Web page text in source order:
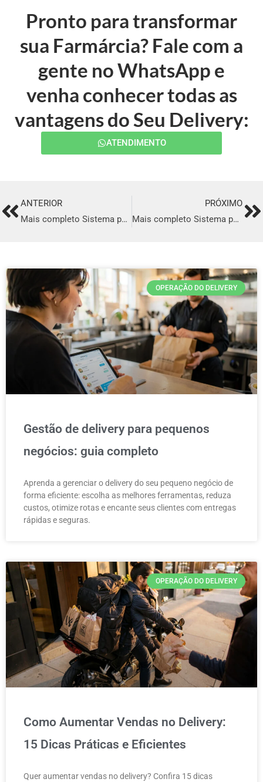
Pronto para transformar
sua Farmárcia? Fale com a
gente no WhatsApp e
venha conhecer todas as
vantagens do Seu Delivery:
ATENDIMENTO
PrevANTERIOR
Mais completo Sistema para Delivery em Guarujá
PRÓXIMO
Mais completo Sistema para Delivery em Taubaté
OPERAÇÃO DO DELIVERY
Gestão de delivery para pequenos
negócios: guia completo
Aprenda a gerenciar o delivery do seu pequeno negócio de
forma eficiente: escolha as melhores ferramentas, reduza
custos, otimize rotas e encante seus clientes com entregas
rápidas e seguras.
OPERAÇÃO DO DELIVERY
Como Aumentar Vendas no Delivery:
15 Dicas Práticas e Eficientes
Quer aumentar vendas no delivery? Confira 15 dicas